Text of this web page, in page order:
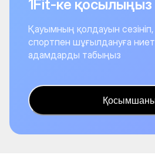
1Fit-ке қосылыңыз
Қауымның қолдауын сезініп,
спортпен шұғылдануға
адамдарды табыңыз